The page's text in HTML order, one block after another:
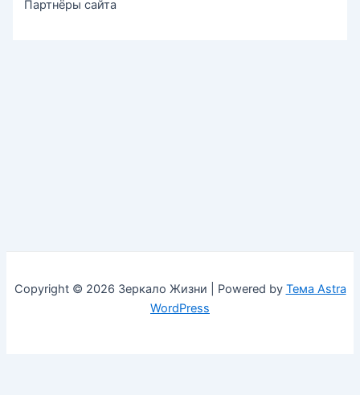
Партнёры сайта
Copyright © 2026 Зеркало Жизни | Powered by Тема Astra
WordPress